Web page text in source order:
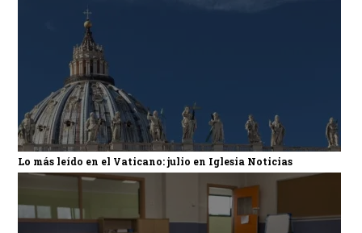
Lo más leído en el Vaticano: julio en Iglesia Noticias